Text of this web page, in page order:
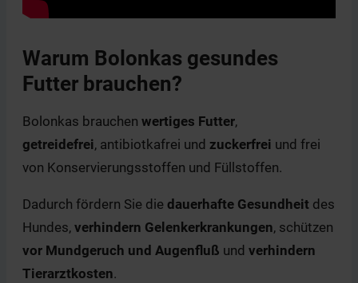
Warum Bolonkas gesundes
Futter brauchen?
Bolonkas brauchen wertiges Futter,
getreidefrei, antibiotkafrei und zuckerfrei und frei
von Konservierungsstoffen und Füllstoffen.
Dadurch fördern Sie die dauerhafte Gesundheit des
Hundes, verhindern Gelenkerkrankungen, schützen
vor Mundgeruch und Augenfluß und verhindern
Tierarztkosten.